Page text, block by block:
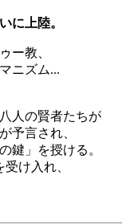
に上陸。
ー教、
ニズム...
人の賢者たちが
予言され、
鍵」を授ける。
け入れ、